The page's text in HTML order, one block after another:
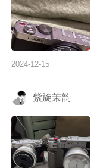
2024-12-15
紫旋茉韵